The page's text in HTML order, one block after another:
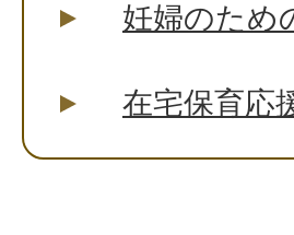
妊婦のため
在宅保育応